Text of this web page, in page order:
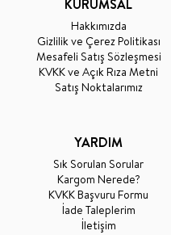
KURUMSAL
Hakkımızda
Gizlilik ve Çerez Politikası
Mesafeli Satış Sözleşmesi
KVKK ve Açık Rıza Metni
Satış Noktalarımız
YARDIM
Sık Sorulan Sorular
Kargom Nerede?
KVKK Başvuru Formu
İade Taleplerim
İletişim